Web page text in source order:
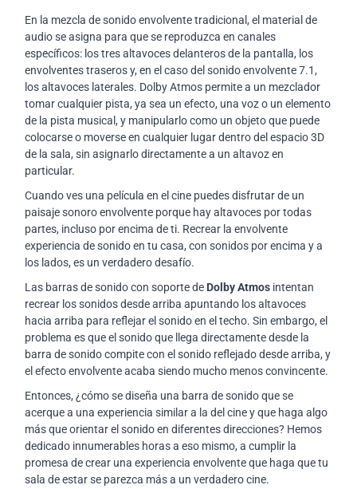
En la mezcla de sonido envolvente tradicional, el material de
audio se asigna para que se reproduzca en canales
específicos: los tres altavoces delanteros de la pantalla, los
envolventes traseros y, en el caso del sonido envolvente 7.1,
los altavoces laterales. Dolby Atmos permite a un mezclador
tomar cualquier pista, ya sea un efecto, una voz o un elemento
de la pista musical, y manipularlo como un objeto que puede
colocarse o moverse en cualquier lugar dentro del espacio 3D
de la sala, sin asignarlo directamente a un altavoz en
particular.
Cuando ves una película en el cine puedes disfrutar de un
paisaje sonoro envolvente porque hay altavoces por todas
partes, incluso por encima de ti. Recrear la envolvente
experiencia de sonido en tu casa, con sonidos por encima y a
los lados, es un verdadero desafío.
Las barras de sonido con soporte de Dolby Atmos intentan
recrear los sonidos desde arriba apuntando los altavoces
hacia arriba para reflejar el sonido en el techo. Sin embargo, el
problema es que el sonido que llega directamente desde la
barra de sonido compite con el sonido reflejado desde arriba, y
el efecto envolvente acaba siendo mucho menos convincente.
Entonces, ¿cómo se diseña una barra de sonido que se
acerque a una experiencia similar a la del cine y que haga algo
más que orientar el sonido en diferentes direcciones? Hemos
dedicado innumerables horas a eso mismo, a cumplir la
promesa de crear una experiencia envolvente que haga que tu
sala de estar se parezca más a un verdadero cine.